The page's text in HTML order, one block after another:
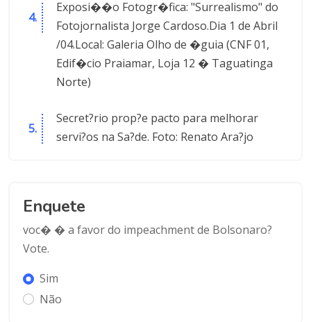
Exposi��o Fotogr�fica: "Surrealismo" do
Fotojornalista Jorge Cardoso.Dia 1 de Abril
/04.Local: Galeria Olho de �guia (CNF 01,
Edif�cio Praiamar, Loja 12 � Taguatinga
Norte)
Secret?rio prop?e pacto para melhorar
servi?os na Sa?de. Foto: Renato Ara?jo
Enquete
voc� � a favor do impeachment de Bolsonaro?
Vote.
Sim
Não